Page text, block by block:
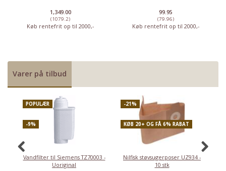
1,349.00
(1079.2)
Køb rentefrit op til 2000,-
99.95
(79.96)
Køb rentefrit op til 2000,-
Varer på tilbud
POPULÆR
-9%
Vandfilter til Siemens TZ70003 -
Uoriginal
-21%
KØB 20+ OG FÅ 6% RABAT
Nilfisk støvsugerposer UZ934 -
10 stk